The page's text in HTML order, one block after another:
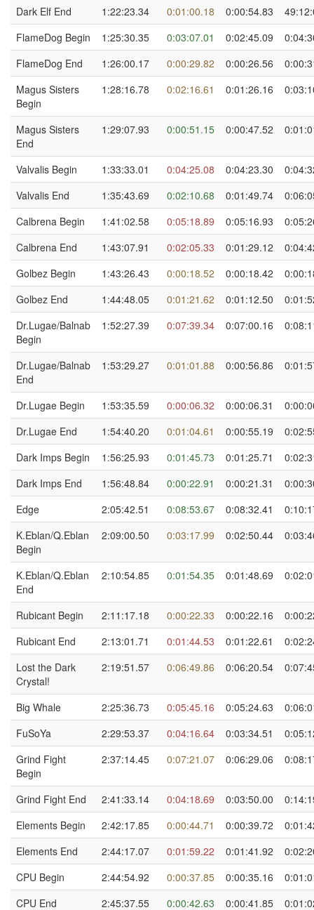
Dark Elf End
1:22:23.34 0:01:00.18 0:00:54.83
FlameDog Begin
1:25:30.35 0:03:07.01 0:02:45.09
FlameDog End
1:26:00.17 0:00:29.82 0:00:26.56
Magus Sisters
Begin
1:28:16.78 0:02:16.61 0:01:26.16
Magus Sisters
End
1:29:07.93 0:00:51.15 0:00:47.52
Valvalis Begin 1:33:33.01 0:04:25.08 0:04:23.30
Valvalis End
1:35:43.69 0:02:10.68 0:01:49.74
Calbrena Begin
1:41:02.58 0:05:18.89 0:05:16.93
Calbrena End
1:43:07.91 0:02:05.33 0:01:29.12
Golbez Begin
1:43:26.43 0:00:18.52 0:00:18.42
Golbez End
1:44:48.05 0:01:21.62 0:01:12.50
Dr.Lugae/Balnab
Begin
1:52:27.39 0:07:39.34 0:07:00.16
Dr.Lugae/Balnab
End
1:53:29.27 0:01:01.88 0:00:56.86
Dr.Lugae Begin 1:53:35.59 0:00:06.32 0:00:06.31
Dr.Lugae End
1:54:40.20 0:01:04.61 0:00:55.19
Dark Imps Begin
1:56:25.93 0:01:45.73 0:01:25.71
Dark Imps End
1:56:48.84 0:00:22.91 0:00:21.31
Edge
2:05:42.51 0:08:53.67 0:08:32.41
K.Eblan/Q.Eblan
Begin
2:09:00.50 0:03:17.99 0:02:50.44
K.Eblan/Q.Eblan
End
2:10:54.85 0:01:54.35 0:01:48.69
Rubicant Begin 2:11:17.18 0:00:22.33 0:00:22.16
Rubicant End
2:13:01.71 0:01:44.53 0:01:22.61
Lost the Dark
Crystal!
2:19:51.57 0:06:49.86 0:06:20.54
Big Whale 2:25:36.73 0:05:45.16 0:05:24.63
FuSoYa
2:29:53.37 0:04:16.64 0:03:34.51
Grind Fight
Begin
2:37:14.45 0:07:21.07 0:06:29.06
Grind Fight End 2:41:33.14 0:04:18.69 0:03:50.00
Elements Begin
2:42:17.85 0:00:44.71 0:00:39.72
Elements End
2:44:17.07 0:01:59.22 0:01:41.92
CPU Begin
2:44:54.92 0:00:37.85 0:00:35.16
CPU End
2:45:37.55 0:00:42.63 0:00:41.85